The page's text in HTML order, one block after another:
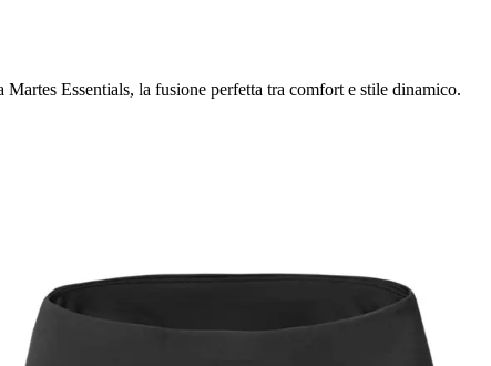
Essentials, la fusione perfetta tra comfort e stile dinamico.